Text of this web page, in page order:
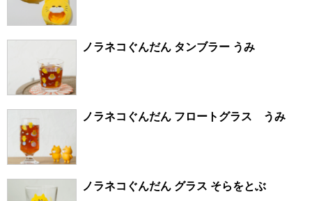
ノラネコぐんだん タンブラー うみ
ノラネコぐんだん フロートグラス うみ
ノラネコぐんだん グラス そらをとぶ